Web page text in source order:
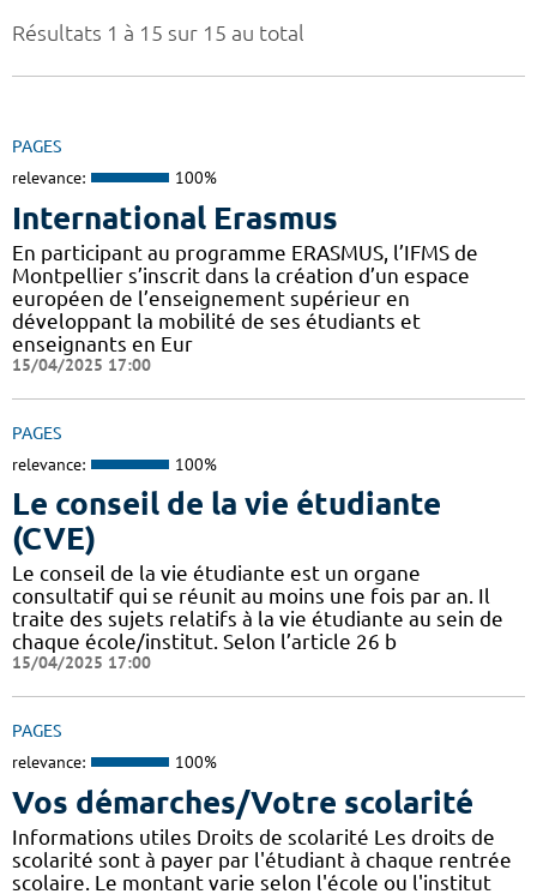
Résultats 1 à 15 sur 15 au total
PAGES
relevance: 100%
International Erasmus
En participant au programme ERASMUS, l’IFMS de
Montpellier s’inscrit dans la création d’un espace
européen de l’enseignement supérieur en
développant la mobilité de ses étudiants et
enseignants en Eur
15/04/2025 17:00
PAGES
relevance: 100%
Le conseil de la vie étudiante
(CVE)
Le conseil de la vie étudiante est un organe
consultatif qui se réunit au moins une fois par an. Il
traite des sujets relatifs à la vie étudiante au sein de
chaque école/institut. Selon l’article 26 b
15/04/2025 17:00
PAGES
relevance: 100%
Vos démarches/Votre scolarité
Informations utiles Droits de scolarité Les droits de
scolarité sont à payer par l'étudiant à chaque rentrée
scolaire. Le montant varie selon l'école ou l'institut